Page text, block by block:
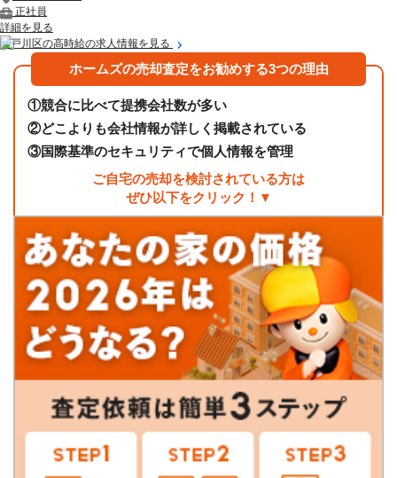
正社員
詳細を見る
江戸川区の高時給の求人情報を見る
ホームズの売却査定をお勧めする3つの理由
①競合に比べて提携会社数が多い
②どこよりも会社情報が詳しく掲載されている
③国際基準のセキュリティで個人情報を管理
ご自宅の売却を検討されている方は
ぜひ以下をクリック！▼